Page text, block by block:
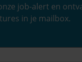
job-alert en
in je mailbox.